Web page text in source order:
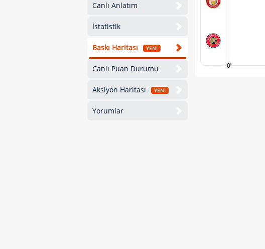
Canlı Anlatım
İstatistik
Baskı Haritası YENİ
Canlı Puan Durumu
Aksiyon Haritası YENİ
Yorumlar
0'